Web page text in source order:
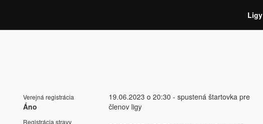
Ligy
Verejná registrácia
Áno
Registrácia stravy
19.06.2023 o 20:30 - spustená štartovka pre
členov ligy